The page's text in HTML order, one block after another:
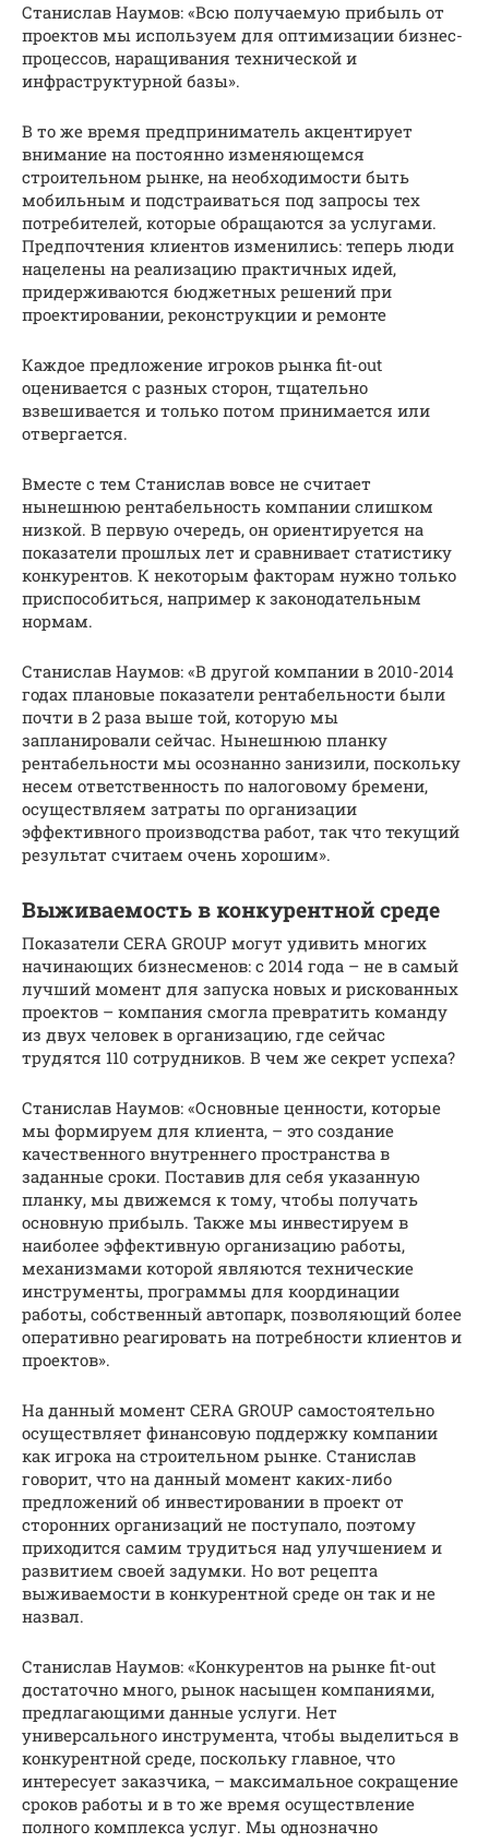
Станислав Наумов: «Всю получаемую прибыль от
проектов мы используем для оптимизации бизнес-
процессов, наращивания технической и
инфраструктурной базы».
В то же время предприниматель акцентирует
внимание на постоянно изменяющемся
строительном рынке, на необходимости быть
мобильным и подстраиваться под запросы тех
потребителей, которые обращаются за услугами.
Предпочтения клиентов изменились: теперь люди
нацелены на реализацию практичных идей,
придерживаются бюджетных решений при
проектировании, реконструкции и ремонте
Каждое предложение игроков рынка fit-out
оценивается с разных сторон, тщательно
взвешивается и только потом принимается или
отвергается.
Вместе с тем Станислав вовсе не считает
нынешнюю рентабельность компании слишком
низкой. В первую очередь, он ориентируется на
показатели прошлых лет и сравнивает статистику
конкурентов. К некоторым факторам нужно только
приспособиться, например к законодательным
нормам.
Станислав Наумов: «В другой компании в 2010-2014
годах плановые показатели рентабельности были
почти в 2 раза выше той, которую мы
запланировали сейчас. Нынешнюю планку
рентабельности мы осознанно занизили, поскольку
несем ответственность по налоговому бремени,
осуществляем затраты по организации
эффективного производства работ, так что текущий
результат считаем очень хорошим».
Выживаемость в конкурентной среде
Показатели CERA GROUP могут удивить многих
начинающих бизнесменов: с 2014 года – не в самый
лучший момент для запуска новых и рискованных
проектов – компания смогла превратить команду
из двух человек в организацию, где сейчас
трудятся 110 сотрудников. В чем же секрет успеха?
Станислав Наумов: «Основные ценности, которые
мы формируем для клиента, – это создание
качественного внутреннего пространства в
заданные сроки. Поставив для себя указанную
планку, мы движемся к тому, чтобы получать
основную прибыль. Также мы инвестируем в
наиболее эффективную организацию работы,
механизмами которой являются технические
инструменты, программы для координации
работы, собственный автопарк, позволяющий более
оперативно реагировать на потребности клиентов и
проектов».
На данный момент CERA GROUP самостоятельно
осуществляет финансовую поддержку компании
как игрока на строительном рынке. Станислав
говорит, что на данный момент каких-либо
предложений об инвестировании в проект от
сторонних организаций не поступало, поэтому
приходится самим трудиться над улучшением и
развитием своей задумки. Но вот рецепта
выживаемости в конкурентной среде он так и не
назвал.
Станислав Наумов: «Конкурентов на рынке fit-out
достаточно много, рынок насыщен компаниями,
предлагающими данные услуги. Нет
универсального инструмента, чтобы выделиться в
конкурентной среде, поскольку главное, что
интересует заказчика, – максимальное сокращение
сроков работы и в то же время осуществление
полного комплекса услуг. Мы однозначно